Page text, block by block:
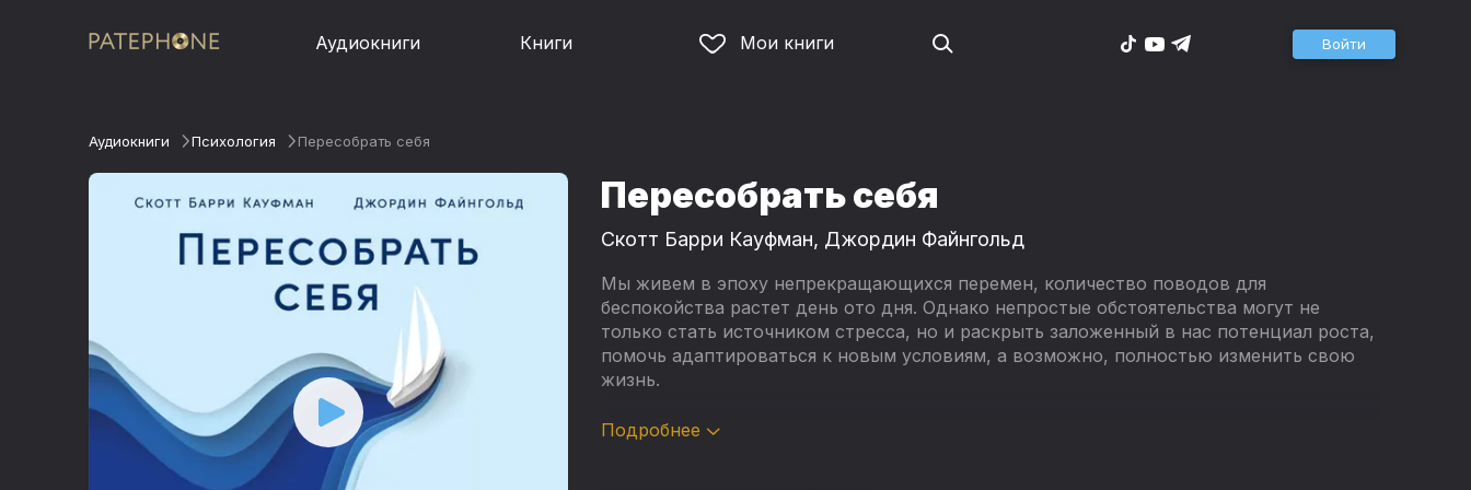
Аудиокниги Книги Мои книги Войти
Аудиокниги Психология Пересобрать себя
Пересобрать себя
Скотт Барри Кауфман, Джордин Файнгольд
Мы живем в эпоху непрекращающихся перемен, количество поводов для
беспокойства растет день ото дня. Однако непростые обстоятельства могут не
только стать источником стресса, но и раскрыть заложенный в нас потенциал роста,
помочь адаптироваться к новым условиям, а возможно, полностью изменить свою
жизнь.
Часто именно неожиданные и неприятные события побуждают к переменам, на
Подробнее